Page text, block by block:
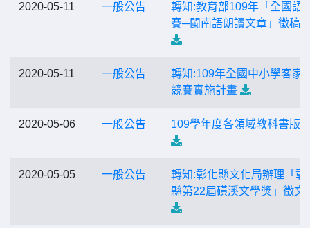
2020-05-11 一般公告
轉知:教育部109年「全國語
賽─閩南語朗讀文章」徵稿
2020-05-11 一般公告
轉知:109年全國中小學客家
競賽實施計畫
2020-05-06 一般公告 109學年度各領域教科書版
2020-05-05 一般公告
轉知:彰化縣文化局辦理「彰
縣第22屆磺溪文學獎」徵文